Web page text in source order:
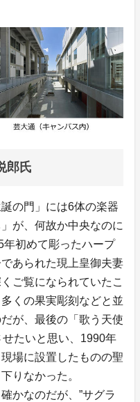
郎氏
の門」には6体の楽器
が、何故か中央なのに
初めて彫ったハープ
あられた現上皇御夫妻
ご覧になられていたこ
くの果実彫刻などと並
が、最後の「歌う天使
たいと思い、1990年
場に設置したものの聖
りなかった。
かなのだが、”サグラ